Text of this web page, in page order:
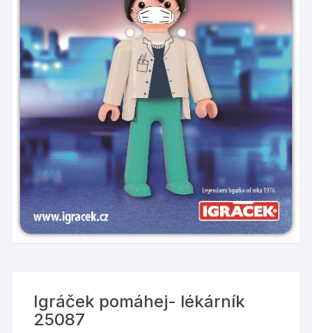
Igráček pomáhej- lékárník
25087